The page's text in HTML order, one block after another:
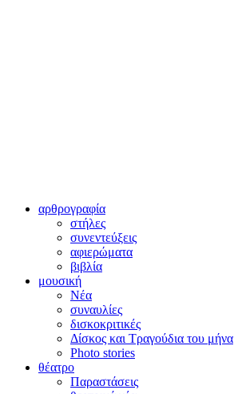
αρθρογραφία
στήλες
συνεντεύξεις
αφιερώματα
βιβλία
μουσική
Νέα
συναυλίες
δισκοκριτικές
Δίσκος και Τραγούδια του μήνα
Photo stories
θέατρο
Παραστάσεις